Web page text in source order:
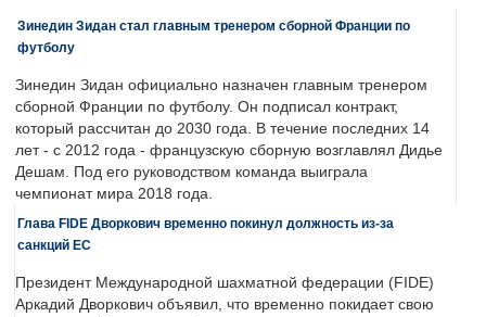
Зинедин Зидан стал главным тренером сборной Франции по
футболу
Зинедин Зидан официально назначен главным тренером
сборной Франции по футболу. Он подписал контракт,
который рассчитан до 2030 года. В течение последних 14
лет - с 2012 года - французскую сборную возглавлял Дидье
Дешам. Под его руководством команда выиграла
чемпионат мира 2018 года.
Глава FIDE Дворкович временно покинул должность из-за
санкций ЕС
Президент Международной шахматной федерации (FIDE)
Аркадий Дворкович объявил, что временно покидает свою